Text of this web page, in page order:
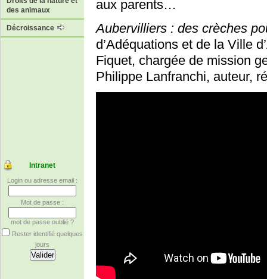
des animaux
Décroissance
Intranet
Login ou adresse email :
Mot de passe :
mot de passe oublié ?
Rester identifié quelques
jours
aux parents…
Aubervilliers : des crèches
d’Adéquations et de la Ville
Fiquet, chargée de mission
Philippe Lanfranchi, auteur,